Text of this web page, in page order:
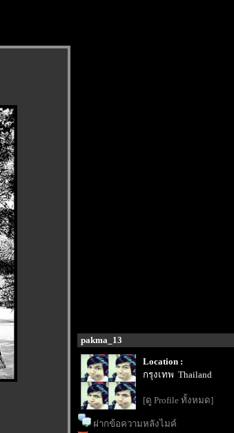
pakma_13
Location :
กรุงเทพ Thailand
[ดู Profile ทั้งหมด]
ฝากข้อความหลังไมค์